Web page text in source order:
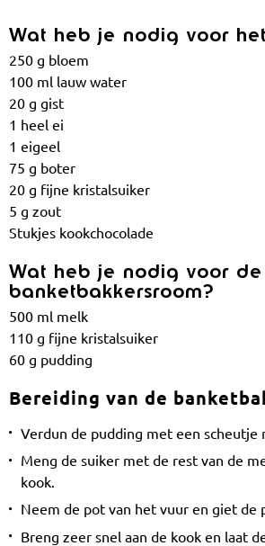
Wat heb je nodig voor
250 g bloem
100 ml lauw water
20 g gist
1 heel ei
1 eigeel
75 g boter
20 g fijne kristalsuiker
5 g zout
Stukjes kookchocolade
Wat heb je nodig voor de
banketbakkersroom?
500 ml melk
110 g fijne kristalsuiker
60 g pudding
Bereiding van de
Verdun de pudding met een scheutje
Meng de suiker met de rest van de
kook.
Neem de pot van het vuur en giet de
Breng zeer snel aan de kook en laat